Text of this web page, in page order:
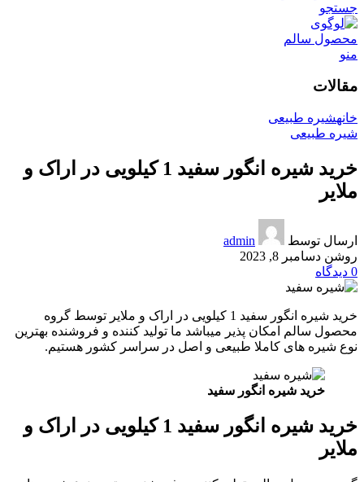
جستجو
منو
مقالات
خانهشیره طبیعی
شیره طبیعی
خرید شیره انگور سفید 1 کیلویی در اراک و
ملایر
ارسال توسط
admin
روشن دسامبر 8, 2023
0 دیدگاه
خرید شیره انگور سفید 1 کیلویی در اراک و ملایر توسط گروه
محصول سالم امکان پذیر میباشد ما تولید کننده و فروشنده بهترین
نوع شیره های کاملا طبیعی و اصل در سراسر کشور هستیم.
خرید شیره انگور سفید
خرید شیره انگور سفید 1 کیلویی در اراک و
ملایر